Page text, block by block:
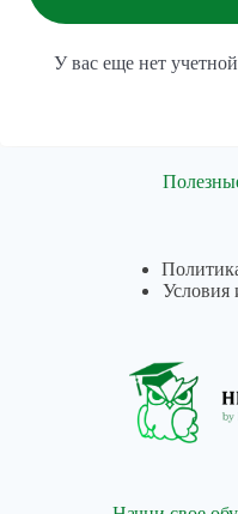
У вас еще нет
Условия